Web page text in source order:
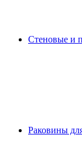
Стеновые и
Раковины